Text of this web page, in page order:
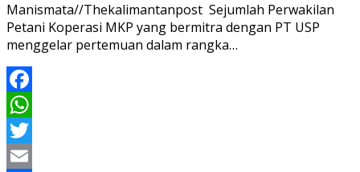
Manismata//Thekalimantanpost Sejumlah Perwakilan
Petani Koperasi MKP yang bermitra dengan PT USP
menggelar pertemuan dalam rangka…
Facebook
WhatsApp
Twitter